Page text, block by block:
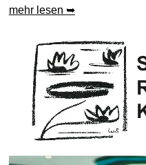
mehr lesen ➥